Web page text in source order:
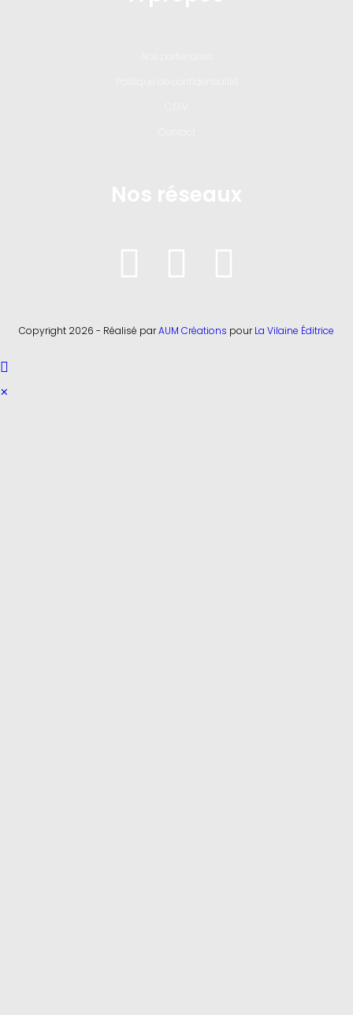
Copyright 2026 - Réalisé parAUM Créations pourLa Vilaine Éditrice
×